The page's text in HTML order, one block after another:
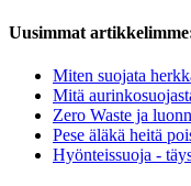
Uusimmat
Miten suojata
Mitä
Zero Waste ja
Pese äläkä heitä
Hyönteissuoja -